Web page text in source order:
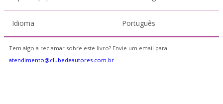
Idioma Português
Tem algo a reclamar sobre este livro? Envie um email para
atendimento@clubedeautores.com.br